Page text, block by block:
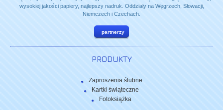
wysokiej jakości papiery, najlepszy nadruk. Oddziały na Węgrzech, Słowacji,
Niemczech i Czechach.
partnerzy
PRODUKTY
Zaproszenia ślubne
Kartki świąteczne
Fotoksiążka